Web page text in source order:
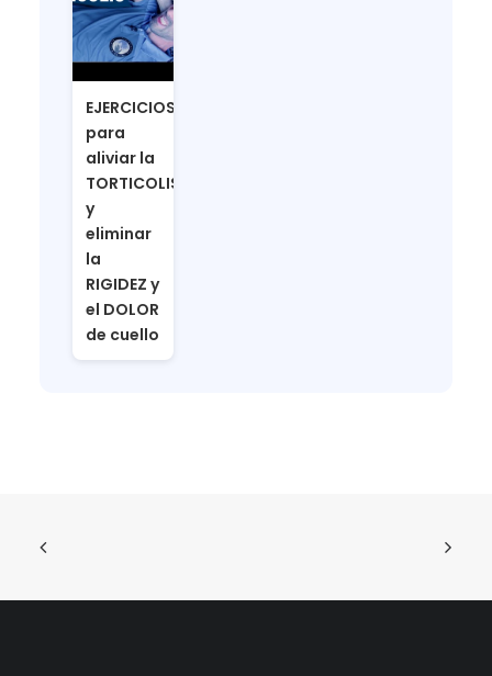
EJERCICIOS
para
aliviar la
TORTICOLIS
y
eliminar
la
RIGIDEZ y
el DOLOR
de cuello